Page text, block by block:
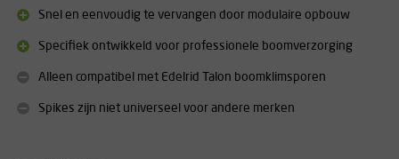
Snel en eenvoudig te vervangen door modulaire opbouw
Specifiek ontwikkeld voor professionele boomverzorging
Alleen compatibel met Edelrid Talon boomklimsporen
Spikes zijn niet universeel voor andere merken